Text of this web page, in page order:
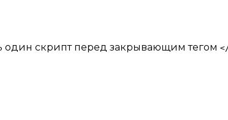
один скрипт перед закрывающим тегом